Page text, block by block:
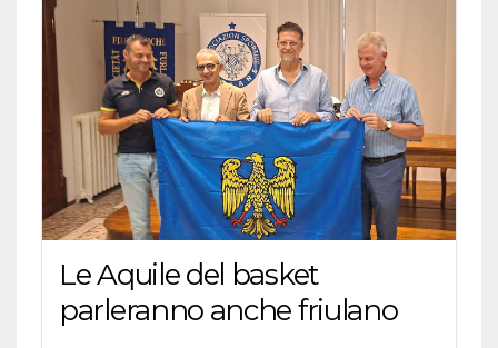
Le Aquile del basket
parleranno anche friulano